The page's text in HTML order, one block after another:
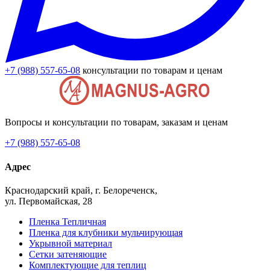
+7 (988) 557-65-08 консультации по товарам и ценам
Вопросы и консультации по товарам, заказам и ценам
+7 (988) 557-65-08
Адрес
Краснодарский край, г. Белореченск,
ул. Первомайская, 28
Пленка Тепличная
Пленка для клубники мульчирующая
Укрывной материал
Сетки затеняющие
Комплектующие для теплиц